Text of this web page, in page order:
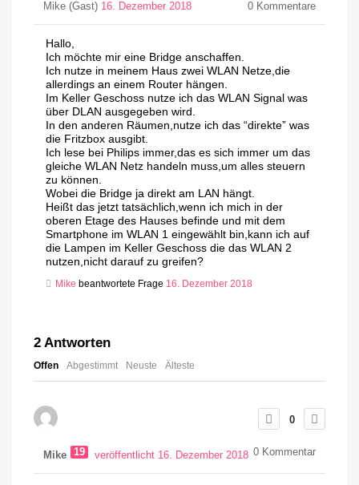
Mike (Gast) 16. Dezember 2018 0 Kommentare
Hallo,
Ich möchte mir eine Bridge anschaffen.
Ich nutze in meinem Haus zwei WLAN Netze,die
allerdings an einem Router hängen.
Im Keller Geschoss nutze ich das WLAN Signal was
über DLAN ausgegeben wird.
In den anderen Räumen,nutze ich das “direkte” was
die Fritzbox ausgibt.
Ich lese bei Philips immer,das es sich immer um das
gleiche WLAN Netz handeln muss,um alles steuern
zu können.
Wobei die Bridge ja direkt am LAN hängt.
Heißt das jetzt tatsächlich,wenn ich mich in der
oberen Etage des Hauses befinde und mit dem
Smartphone im WLAN 1 eingewählt bin,kann ich auf
die Lampen im Keller Geschoss die das WLAN 2
nutzen,nicht darauf zu greifen?
Mike beantwortete Frage 16. Dezember 2018
2 Antworten
Offen Abgestimmt Neuste Älteste
0
Mike 19 veröffentlicht 16. Dezember 2018 0 Kommentar